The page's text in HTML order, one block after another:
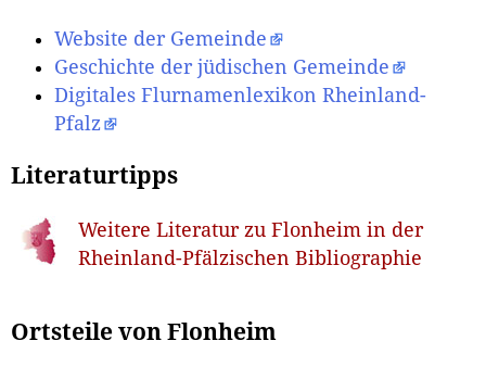
Website der Gemeinde
Geschichte der jüdischen Gemeinde
Digitales Flurnamenlexikon Rheinland-
Pfalz
Literaturtipps
Weitere Literatur zu Flonheim in der
Rheinland-Pfälzischen Bibliographie
Ortsteile von Flonheim